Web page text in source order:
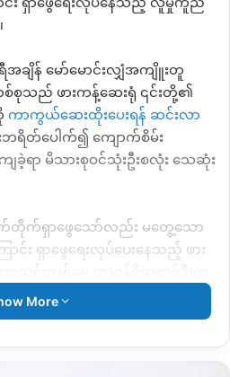
ချိန် မော်မောင်းလျှံအကျိူးတူ
စ်စုသည် ဖားကန့်ဆေးရုံ ၎င်းတို့၏
ကာကွယ်ဆေးထိုးပေးရန် ဆင်းလာ
ဘရိတ်ပေါက်၍ ကျောက်စိမ်း
ရာ မိသားစုဝင်သုံးဦးစလုံး သေဆုံး
က်ရှာဖွေသော်လည်း မတွေ့သော
ာင်း ရှာဖွေရေးလုပ်ပေးနေသည့် ဖား
။
ာတာလို့ ကြီးတော့ မရှာတော့ဘူး
More